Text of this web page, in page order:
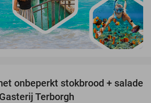
44%
onbeperkt stokbrood + salade
Terborgh